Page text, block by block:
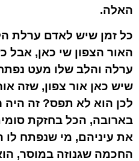
האלה.
כל זמן שיש לאדם ערלת
האור הצפון שי כאן,
ערלה והלב שלו מעט
שיש כאן אור צפון, שזה
לכן הוא לא תפס? זה
בארובה, הכל בחזקת
את עיניהם, מי שנפתח
החכמה שגנוזה במוסר,